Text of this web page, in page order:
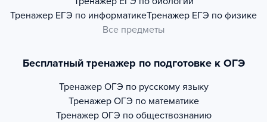
Тренажер ЕГЭ по информатикеТренажер ЕГЭ по физике
Все предметы
Бесплатный тренажер по подготовке к ОГЭ
Тренажер ОГЭ по русскому языку
Тренажер ОГЭ по математике
Тренажер ОГЭ по обществознанию